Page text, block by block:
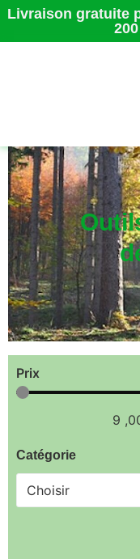
Livraison gratuite
Prix
9
Catégorie
Choisir